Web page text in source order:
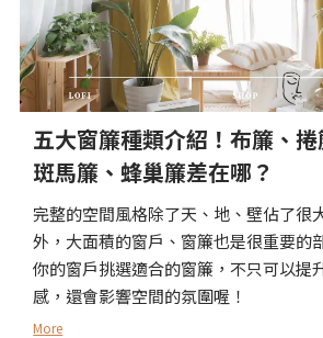
五大窗簾種類介紹！布簾、捲
斑馬簾、蜂巢簾差在哪？
完整的空間風格除了天、地、壁佔了很
外，大面積的窗戶、窗簾也是很重要的
你的窗戶挑選適合的窗簾，不只可以提
感，還會影響空間的氛圍喔！
More